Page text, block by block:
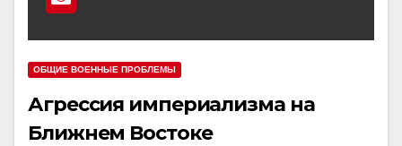
ОБЩИЕ ВОЕННЫЕ ПРОБЛЕМЫ
Агрессия империализма на
Ближнем Востоке